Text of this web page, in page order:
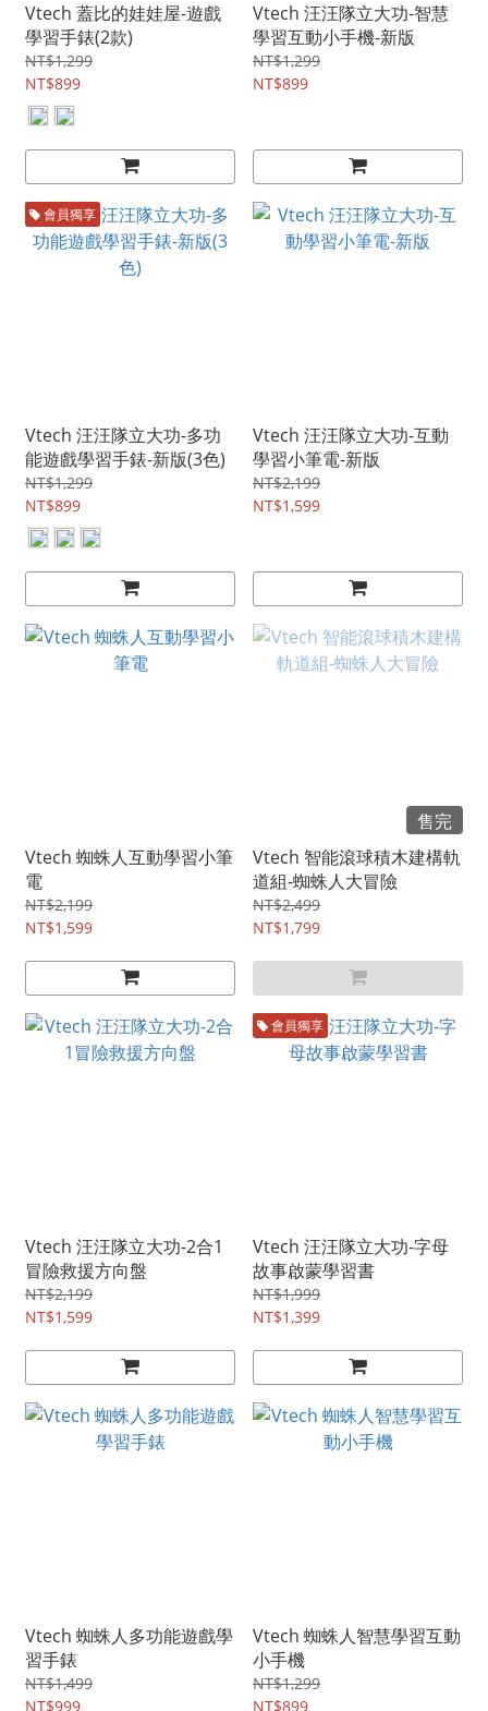
Vtech 蓋比的娃娃屋-遊戲
學習手錶(2款)
NT$1,299
NT$899
Vtech 汪汪隊立大功-智慧
學習互動小手機-新版
NT$1,299
NT$899
會員獨享
Vtech 汪汪隊立大功-多功
能遊戲學習手錶-新版(3色)
NT$1,299
NT$899
Vtech 汪汪隊立大功-互動
學習小筆電-新版
NT$2,199
NT$1,599
Vtech 蜘蛛人互動學習小筆
電
NT$2,199
NT$1,599
售完
Vtech 智能滾球積木建構軌
道組-蜘蛛人大冒險
NT$2,499
NT$1,799
Vtech 汪汪隊立大功-2合1
冒險救援方向盤
NT$2,199
NT$1,599
會員獨享
Vtech 汪汪隊立大功-字母
故事啟蒙學習書
NT$1,999
NT$1,399
Vtech 蜘蛛人多功能遊戲學
習手錶
NT$1,499
NT$999
Vtech 蜘蛛人智慧學習互動
小手機
NT$1,299
NT$899